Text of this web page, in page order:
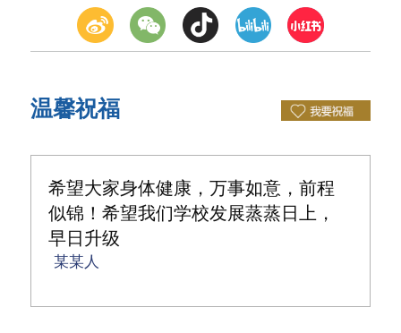
温馨祝福
天天开心，没有烦恼，越来越好！
王浩铭